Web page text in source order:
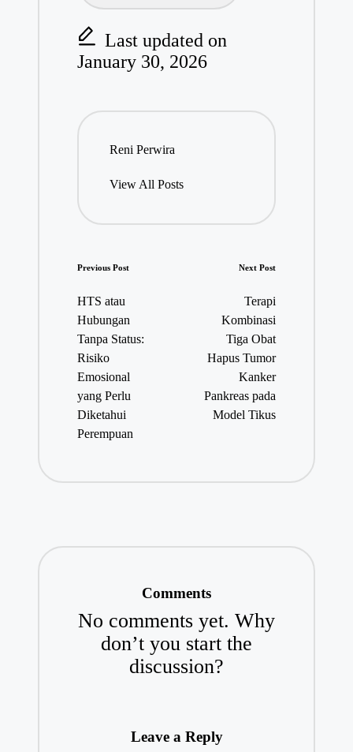
Last updated on
January 30, 2026
Reni Perwira
View All Posts
Post
navigation
Previous Post
HTS atau
Hubungan
Tanpa Status:
Risiko
Emosional
yang Perlu
Diketahui
Perempuan
Next Post
Terapi
Kombinasi
Tiga Obat
Hapus Tumor
Kanker
Pankreas pada
Model Tikus
Comments
No comments yet. Why
don’t you start the
discussion?
Leave a Reply